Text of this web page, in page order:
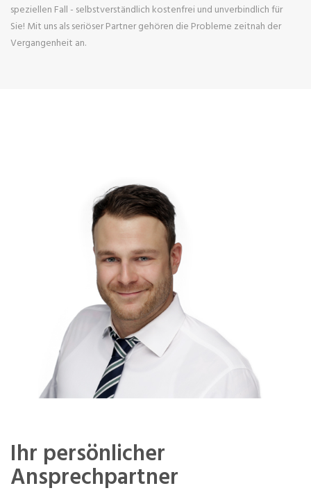
speziellen Fall - selbstverständlich kostenfrei und unverbindlich für
Sie! Mit uns als seriöser Partner gehören die Probleme zeitnah der
Vergangenheit an.
Ihr persönlicher
Ansprechpartner